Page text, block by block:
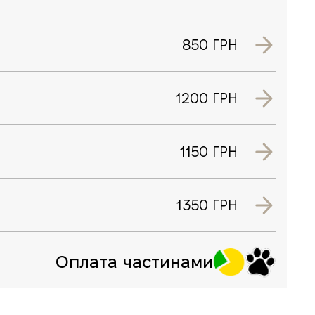
850 ГРН
1200 ГРН
1150 ГРН
1350 ГРН
Оплата частинами